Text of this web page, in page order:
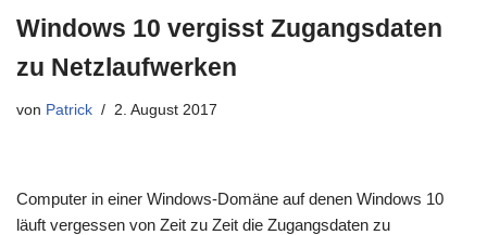
Windows 10 vergisst Zugangsdaten
zu Netzlaufwerken
von Patrick 2. August 2017
Computer in einer Windows-Domäne auf denen Windows 10
läuft vergessen von Zeit zu Zeit die Zugangsdaten zu